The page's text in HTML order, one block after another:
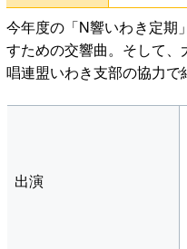
今年度の「N響いわき定期
すための交響曲。そして
唱連盟いわき支部の協力で
出演